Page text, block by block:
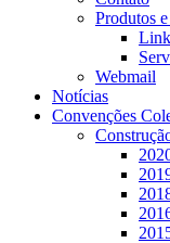
Produtos
Webmail
Notícias
Convenções